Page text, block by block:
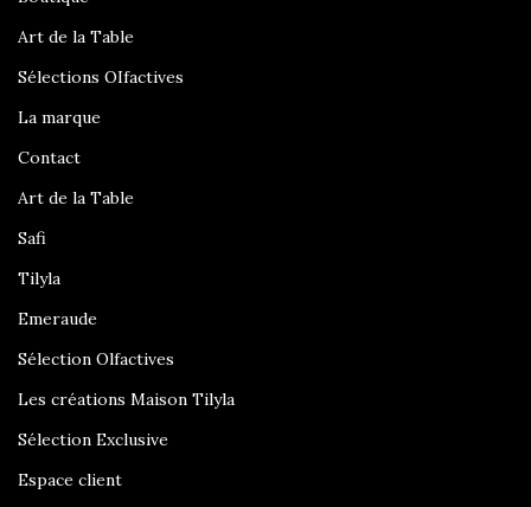
Art de la Table
Sélections OIfactives
La marque
Contact
Art de la Table
Safi
Tilyla
Emeraude
Sélection Olfactives
Les créations Maison Tilyla
Sélection Exclusive
Espace client